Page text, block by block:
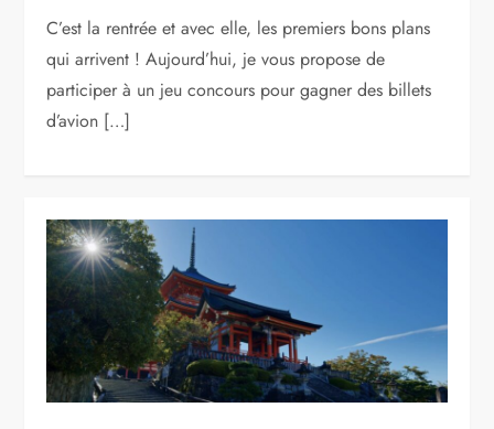
C’est la rentrée et avec elle, les premiers bons plans
qui arrivent ! Aujourd’hui, je vous propose de
participer à un jeu concours pour gagner des billets
d’avion […]